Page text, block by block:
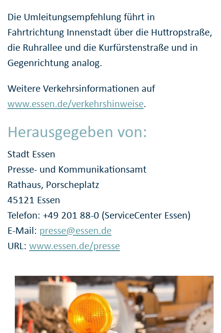
Die Umleitungsempfehlung führt in
Fahrtrichtung Innenstadt über die Huttropstraße,
die Ruhrallee und die Kurfürstenstraße und in
Gegenrichtung analog.
Weitere Verkehrsinformationen auf
www.essen.de/verkehrshinweise.
Herausgegeben von:
Stadt Essen
Presse- und Kommunikationsamt
Rathaus, Porscheplatz
45121 Essen
Telefon: +49 201 88-0 (ServiceCenter Essen)
E-Mail: presse@essen.de
URL: www.essen.de/presse